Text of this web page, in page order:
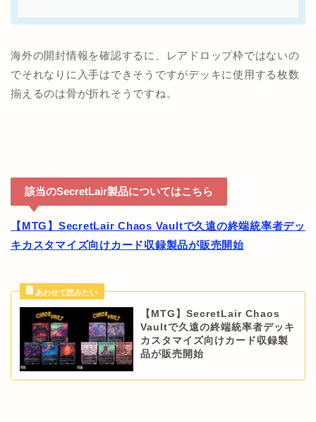
海外の開封情報を確認するに、レアドロップ枠ではないの
でそれなりに入手はできそうですがデッキに使用する枚数
揃えるのは骨が折れそうですね。
該当のSecretLair製品についてはこちら
【MTG】SecretLair Chaos Vaultで久遠の終端統率者デッ
キカスタマイズ向けカード収録製品が販売開始
【MTG】SecretLair Chaos
Vaultで久遠の終端統率者デッキ
カスタマイズ向けカード収録製
品が販売開始